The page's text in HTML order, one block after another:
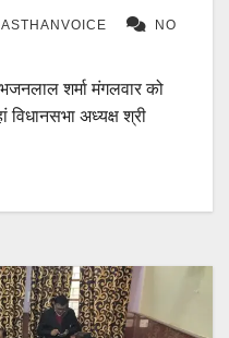
NO
शर्मा मंगलवार को
अध्यक्ष श्री